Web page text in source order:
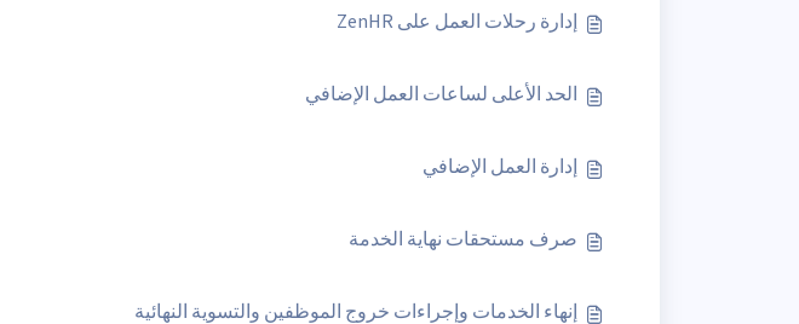
إدارة رحلات العمل على ZenHR
الحد الأعلى لساعات العمل الإضافي
إدارة العمل الإضافي
صرف مستحقات نهاية الخدمة
إنهاء الخدمات وإجراءات خروج الموظفين والتسوية النهائية